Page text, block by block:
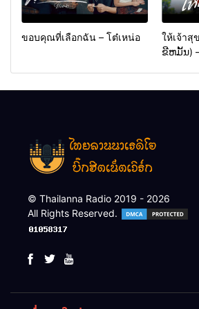
ขอบคุณที่เลือกฉัน – โต๋เหน่อ
ให้เจ้า
ຂີຫມັ້ນ)
© Thailanna Radio 2019 - 2026
All Rights Reserved.